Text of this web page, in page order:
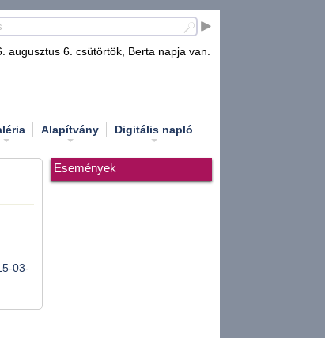
augusztus 6. csütörtök, Berta napja van.
Alapítvány Digitális napló
03-
Események